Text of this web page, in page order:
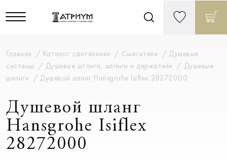
Главная Каталог сантехники Смесители
Душевые
системы
Душевые штанги, шланги и держатели
Душевые
шланги
Душевой шланг Hansgrohe Isiflex 28272000
Душевой шланг
Hansgrohe Isiflex
28272000